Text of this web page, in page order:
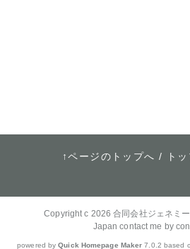
↑ページのトップへ / ト
Copyright c 2026合同会社ジェネミー
Japan contact me by
powered byQuick Homepage Maker 7.0.2 based